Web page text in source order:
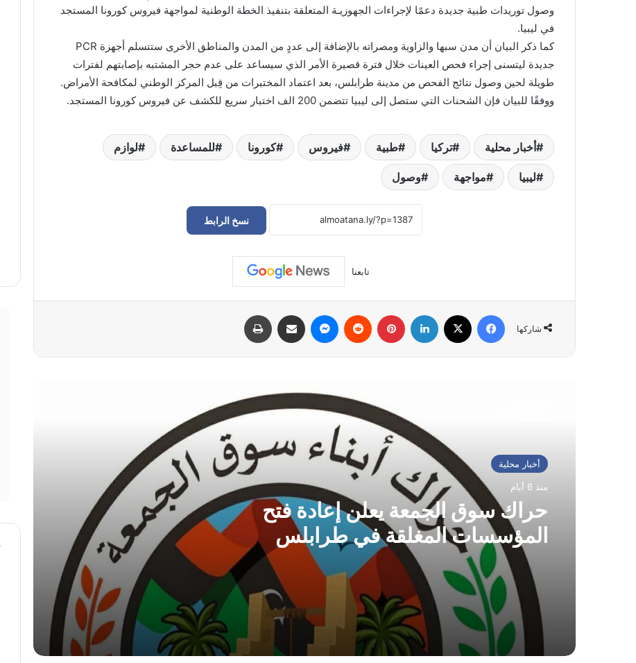
وصول توريدات طبية جديدة دعمًا لإجراءات الجهوزيـة المتعلقة بتنفيذ الخطة الوطنية لمواجهة فيروس كورونا المستجد
في ليبيا.
كما ذكر البيان أن مدن سبها والزاوية ومصراته بالإضافة إلى عددٍ من المدن والمناطق الأخرى ستتسلم أجهزة PCR
جديدة ليتسنى إجراء فحص العينات خلال فترة قصيرة الأمر الذي سيساعد على عدم حجر المشتبه بإصابتهم لفترات
طويلة لحين وصول نتائج الفحص من مدينة طرابلس، بعد اعتماد المختبرات من قِبل المركز الوطني لمكافحة الأمراض.
ووفقًا للبيان فإن الشحنات التي ستصل إلى ليبيا تتضمن 200 الف اختبار سريع للكشف عن فيروس كورونا المستجد.
أخبار محلية تركيا طبية فيروس كورونا للمساعدة لوازم
ليبيا مواجهة وصول
نسخ الرابط
تابعنا
شاركها
فيسبوك لينكدإن بينتيريست ماسنجر مشاركة عبر البريد
أخبار محلية
منذ 6 أيام
حراك سوق الجمعة يعلن إعادة فتح
المؤسسات المغلقة في طرابلس
حراك سوق الجمعة يعلن إعادة فتح
والمستشفيات بالديزل و«البريقة» تبدأ التنفيذ
في حملة ميدانية واسعة
مركز الأرصاد الجوية يحذر من ذروة موجة
حارة و رطوبة عالية بمنتصف الأسبوع
الطرابلسي يطالب الدبيبة بـ”فرض السيطرة
بالقوة” ويكشف ثغرات أمنية في ملف
تهريب الوقود
الأرصاد الجوية تتوقع أجواءً صيفية معتدلة
وتحذر من السباحة في الشواطئ
صرمان: احباط محاولة تفجير سيارة مفخخة